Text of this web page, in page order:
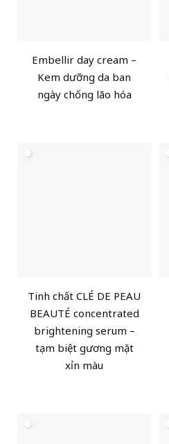
Embellir day cream –
Kem dưỡng da ban
ngày chống lão hóa
Tinh chất CLÉ DE PEAU
BEAUTÉ concentrated
brightening serum –
tạm biệt gương mặt
xỉn màu